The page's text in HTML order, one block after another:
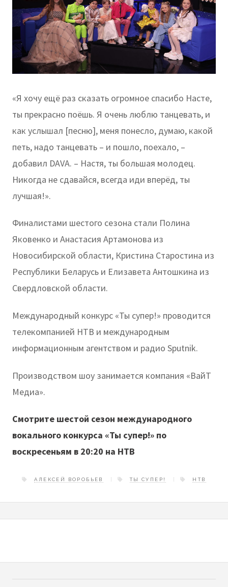
«Я хочу ещё раз сказать огромное спасибо Насте,
ты прекрасно поёшь. Я очень люблю танцевать, и
как услышал [песню], меня понесло, думаю, какой
петь, надо танцевать – и пошло, поехало, –
добавил DAVA. – Настя, ты большая молодец.
Никогда не сдавайся, всегда иди вперёд, ты
лучшая!».
Финалистами шестого сезона стали Полина
Яковенко и Анастасия Артамонова из
Новосибирской области, Кристина Старостина из
Республики Беларусь и Елизавета Антошкина из
Свердловской области.
Международный конкурс «Ты супер!» проводится
телекомпанией НТВ и международным
информационным агентством и радио Sputnik.
Производством шоу занимается компания «ВайТ
Медиа».
Смотрите шестой сезон международного
вокального конкурса «Ты супер!» по
воскресеньям в 20:20 на НТВ
АЛЕКСЕЙ ВОРОБЬЕВ ТЫ СУПЕР! НТВ